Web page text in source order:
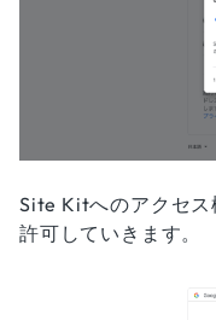
Site Kitへのアクセス
許可していきます。